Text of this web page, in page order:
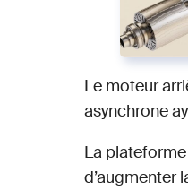
Le moteur
asynchrone
La
d’augmenter